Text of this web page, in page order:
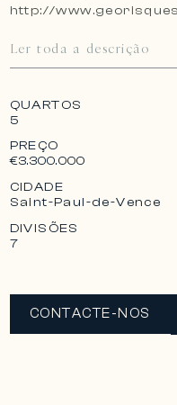
http://
Ler toda a descrição
QUARTOS
5
PREÇO
€3.300.000
CIDADE
Saint-Paul-de-Vence
DIVISÕES
7
CONTACTE-NOS